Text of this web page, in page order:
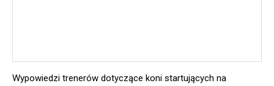
Wypowiedzi trenerów dotyczące koni startujących na